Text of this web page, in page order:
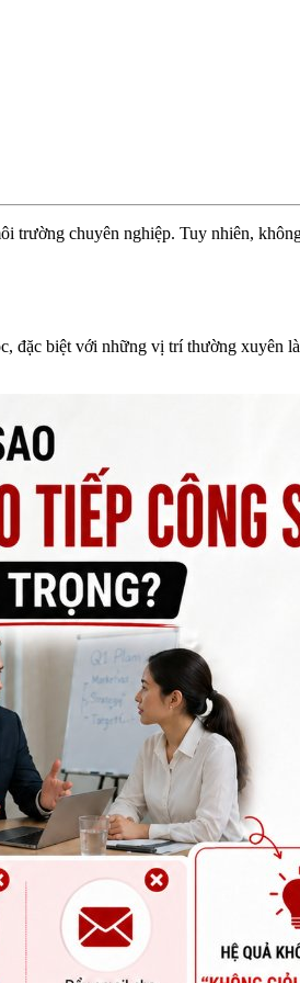
chuyên nghiệp. Tuy nhiên,
đặc biệt với những vị trí thường xuyên